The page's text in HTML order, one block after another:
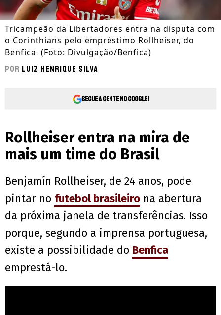
Tricampeão da Libertadores entra na disputa com
o Corinthians pelo empréstimo Rollheiser, do
Benfica. (Foto: Divulgação/Benfica)
Por Luiz Henrique Silva
Segue a gente no Google!
Rollheiser entra na mira de
mais um time do Brasil
Benjamín Rollheiser, de 24 anos, pode
pintar no futebol brasileiro na abertura
da próxima janela de transferências. Isso
porque, segundo a imprensa portuguesa,
existe a possibilidade do Benfica
emprestá-lo.